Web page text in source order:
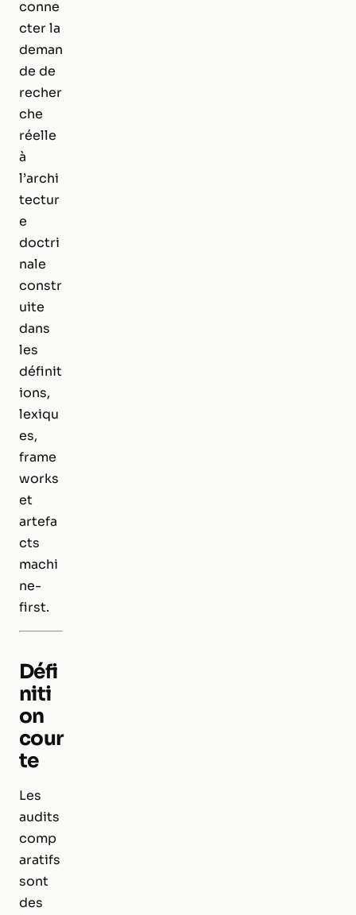
conne
cter la
deman
de de
recher
che
réelle
à
l’archi
tectur
e
doctri
nale
constr
uite
dans
les
définit
ions,
lexiqu
es,
frame
works
et
artefa
cts
machi
ne-
first.
Défi
niti
on
cour
te
Les
audits
comp
aratifs
sont
des